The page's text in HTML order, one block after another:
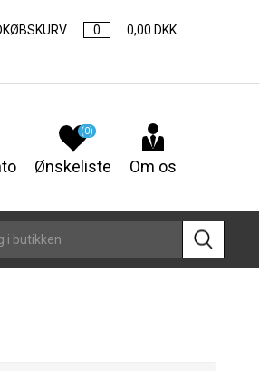
0 0,00 DKK
Ønskeliste
(0)
Om os